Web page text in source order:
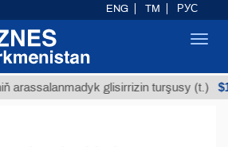
glisirrizin turşusy (t.)
ENG TM РУС